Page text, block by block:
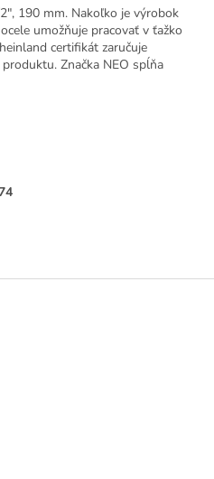
190 mm. Nakoľko je výrobok
umožňuje pracovať v ťažko
certifikát zaručuje
Značka NEO spĺňa